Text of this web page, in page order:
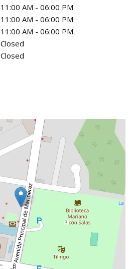
11:00 AM - 06:00 PM
11:00 AM - 06:00 PM
11:00 AM - 06:00 PM
Closed
Closed